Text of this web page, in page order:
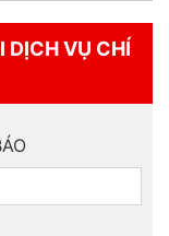
DỊCH VỤ CHÍ